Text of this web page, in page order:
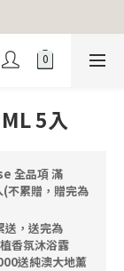
超人行李吊牌
超人行李吊牌
5入
全品項 滿
不累贈，贈完為
送，送完為
香氛沐浴露
送純澳大地薰